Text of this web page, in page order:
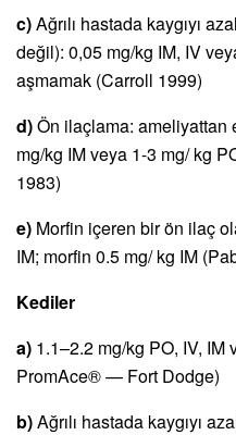
c)Ağrılı hastada kaygıyı
değil): 0,05 mg/kg IM, IV
aşmamak (Carroll 1999)
d)Ön ilaçlama: ameliyattan
mg/kg IM veya 1-3 mg/ kg
1983)
e) Morfin içeren bir ön ilaç
IM; morfin 0.5 mg/ kg IM
Kediler
a) 1.1–2.2 mg/kg PO, IV, IM
PromAce® — Fort Dodge)
b)Ağrılı hastada kaygıyı